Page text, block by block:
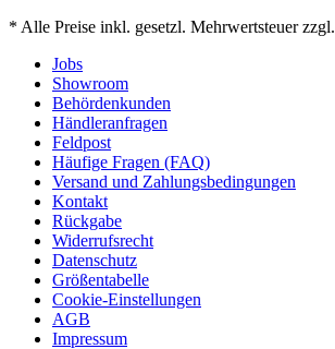
* Alle Preise inkl. gesetzl. Mehrwertsteuer zzgl.
Jobs
Showroom
Behördenkunden
Händleranfragen
Feldpost
Häufige Fragen (FAQ)
Versand und Zahlungsbedingungen
Kontakt
Rückgabe
Widerrufsrecht
Datenschutz
Größentabelle
Cookie-Einstellungen
AGB
Impressum